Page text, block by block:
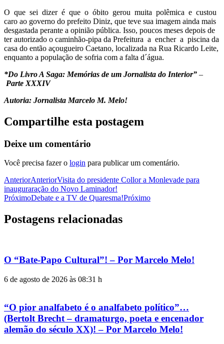
O que sei dizer é que o óbito gerou muita polêmica e custou
caro ao governo do prefeito Diniz, que teve sua imagem ainda mais
desgastada perante a opinião pública. Isso, poucos meses depois de
ter autorizado o caminhão-pipa da Prefeitura a encher a piscina da
casa do então açougueiro Caetano, localizada na Rua Ricardo Leite,
enquanto a população de sofria com a falta d´água.
*Do Livro A Saga: Memórias de um Jornalista do Interior” –
Parte XXXIV
Autoria: Jornalista Marcelo M. Melo!
Compartilhe esta postagem
Deixe um comentário
Você precisa fazer o login para publicar um comentário.
AnteriorAnteriorVisita do presidente Collor a Monlevade para
inauguraração do Novo Laminador!
PróximoDebate e a TV de Quaresma!Próximo
Postagens relacionadas
O “Bate-Papo Cultural”! – Por Marcelo Melo!
6 de agosto de 2026 às 08:31 h
“O pior analfabeto é o analfabeto político”…
(Bertolt Brecht – dramaturgo, poeta e encenador
alemão do século XX)! – Por Marcelo Melo!